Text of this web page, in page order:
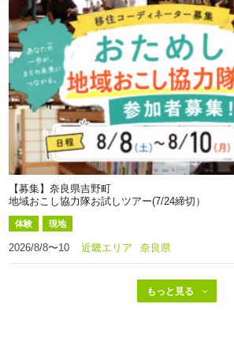
【募集】奈良県吉野町
地域おこし協力隊お試しツアー(7/24締切）
体験 現地
2026/8/8〜10 近畿エリア 奈良県